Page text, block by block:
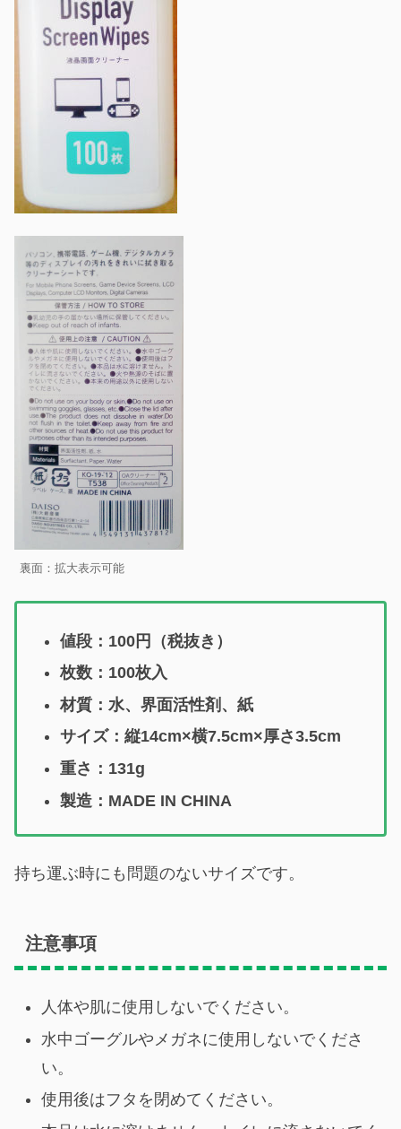
裏面：拡大表示可能
値段：100円（税抜き）
枚数：100枚入
材質：水、界面活性剤、紙
サイズ：縦14cm×横7.5cm×厚さ3.5cm
重さ：131g
製造：MADE IN CHINA
持ち運ぶ時にも問題のないサイズです。
注意事項
人体や肌に使用しないでください。
水中ゴーグルやメガネに使用しないでくださ
い。
使用後はフタを閉めてください。